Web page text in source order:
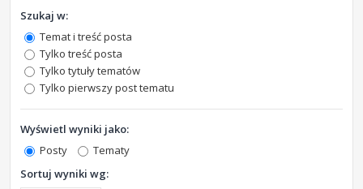
Szukaj w:
Temat i treść posta
Tylko treść posta
Tylko tytuły tematów
Tylko pierwszy post tematu
Wyświetl wyniki jako:
Posty
Tematy
Sortuj wyniki wg: